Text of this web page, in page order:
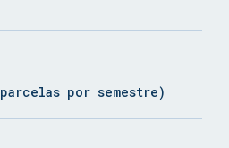
por semestre)